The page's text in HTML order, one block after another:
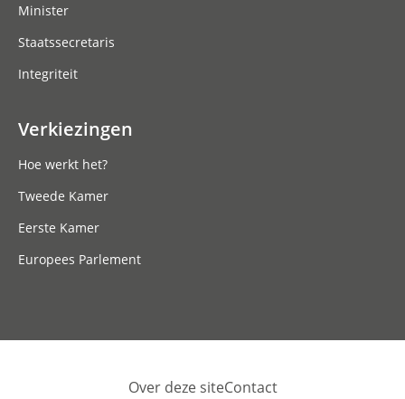
Minister
Staatssecretaris
Integriteit
Verkiezingen
Hoe werkt het?
Tweede Kamer
Eerste Kamer
Europees Parlement
Over deze siteContact